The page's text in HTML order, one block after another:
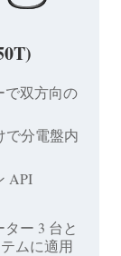
で双方向の
で分電盤内
API
ー 3 台と
ムに適用